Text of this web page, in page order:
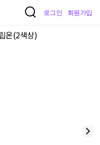
로그인 회원가입